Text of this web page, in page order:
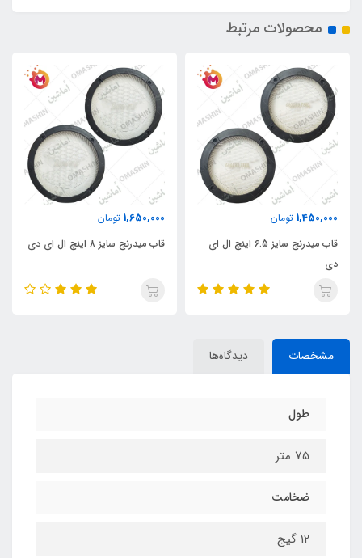
محصولات مرتبط
1,450,000 تومان
قاب میدرنج سایز 6.5 اینچ ال ای
دی
1,650,000 تومان
قاب میدرنج سایز 8 اینچ ال ای دی
مشخصات دیدگاه‌ها
طول
75 متر
ضخامت
12 گیج